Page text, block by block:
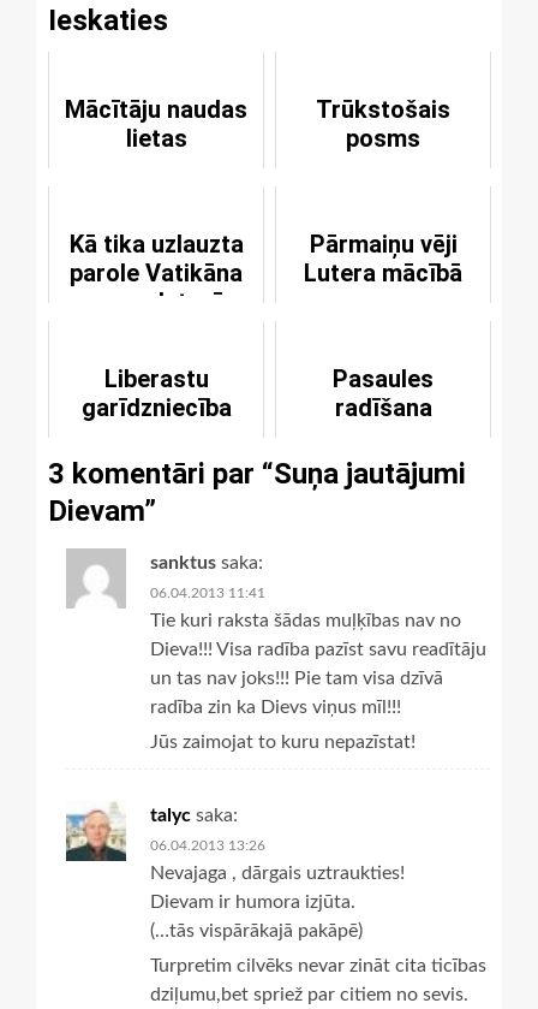
Ieskaties
Mācītāju naudas
lietas
Trūkstošais
posms
Kā tika uzlauzta
parole Vatikāna
superdatorā
Pārmaiņu vēji
Lutera mācībā
Liberastu
garīdzniecība
Pasaules
radīšana
3 komentāri par “Suņa jautājumi
Dievam”
sanktus saka:
06.04.2013 11:41
Tie kuri raksta šādas muļķības nav no
Dieva!!! Visa radība pazīst savu readītāju
un tas nav joks!!! Pie tam visa dzīvā
radība zin ka Dievs viņus mīl!!!
Jūs zaimojat to kuru nepazīstat!
talyc saka:
06.04.2013 13:26
Nevajaga , dārgais uztraukties!
Dievam ir humora izjūta.
(…tās vispārākajā pakāpē)
Turpretim cilvēks nevar zināt cita ticības
dziļumu,bet spriež par citiem no sevis.